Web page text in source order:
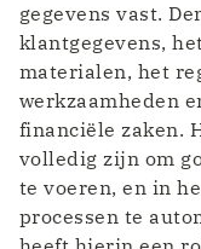
gegevens vast.
klantgegevens,
materialen, het
werkzaamheden
financiële zaken.
volledig zijn om
te voeren, en in
processen te